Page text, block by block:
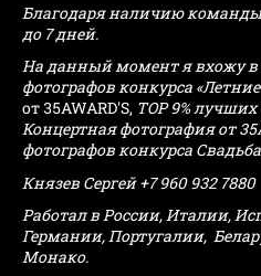
Благодаря наличию
до 7 дней.
На данный момент я вхожу в
фотографов конкурса
от 35AWARD'S, TOP 9%
Концертная фотография от
фотографов конкурса
Князев Сергей +7 960 932 7880
Работал в России, Италии,
Германии, Португалии,
Монако.